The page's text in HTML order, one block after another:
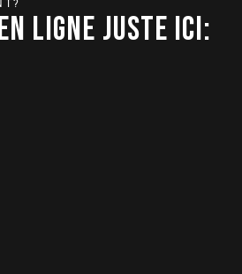
LIGNE JUSTE ICI: